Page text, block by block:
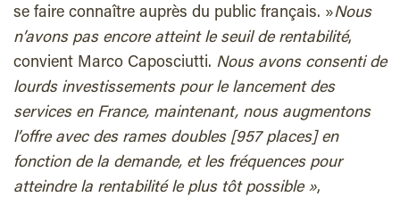
se faire connaître auprès du public français. »Nous
n’avons pas encore atteint le seuil de rentabilité,
convient Marco Caposciutti. Nous avons consenti de
lourds investissements pour le lancement des
services en France, maintenant, nous augmentons
l’offre avec des rames doubles [957 places] en
fonction de la demande, et les fréquences pour
atteindre la rentabilité le plus tôt possible »,